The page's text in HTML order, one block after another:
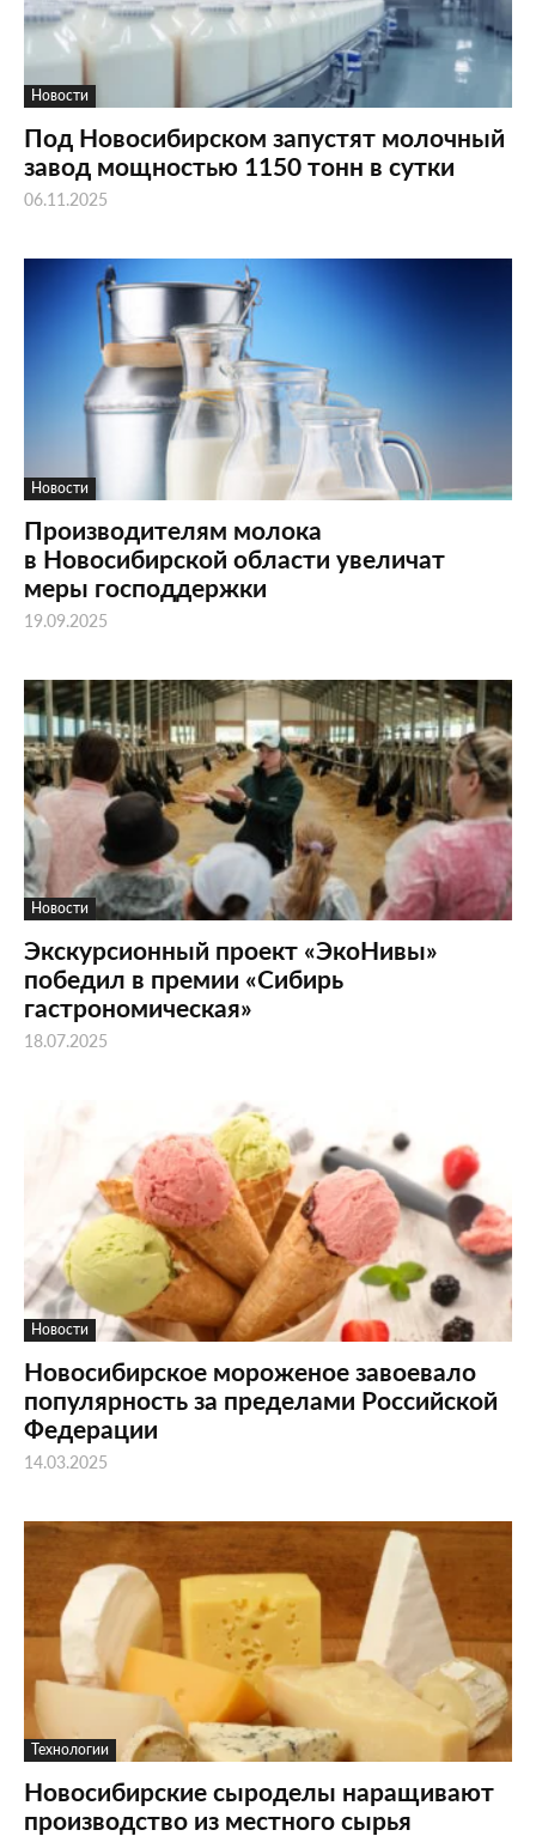
Новости
Под Новосибирском запустят молочный
завод мощностью 1150 тонн в сутки
06.11.2025
Новости
Производителям молока
в Новосибирской области увеличат
меры господдержки
19.09.2025
Новости
Экскурсионный проект «ЭкоНивы»
победил в премии «Сибирь
гастрономическая»
18.07.2025
Новости
Новосибирское мороженое завоевало
популярность за пределами Российской
Федерации
14.03.2025
Технологии
Новосибирские сыроделы наращивают
производство из местного сырья